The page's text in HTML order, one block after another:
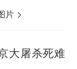
片
大屠杀死难